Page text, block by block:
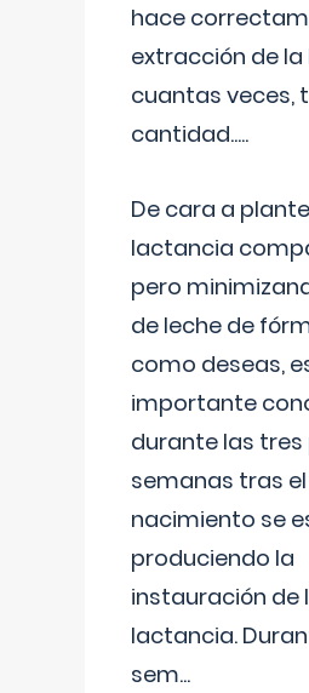
hace
extracción de la
cuantas veces,
cantidad.....
De cara a
lactancia
pero
de leche de
como deseas,
importante
durante las
semanas tras el
nacimiento se
produciendo la
instauración de
lactancia.
sem...